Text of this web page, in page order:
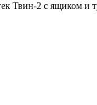
Твин-2 с ящиком и